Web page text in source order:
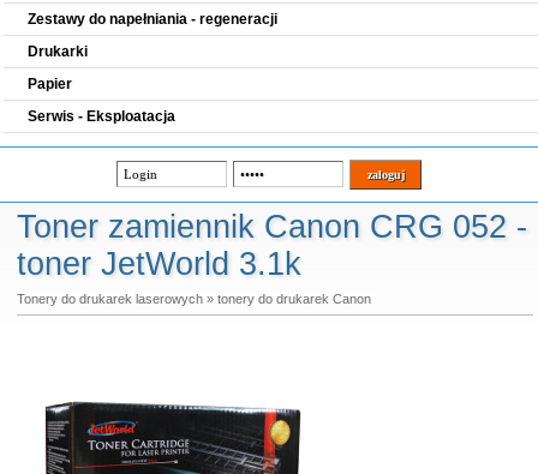
Zestawy do napełniania - regeneracji
Drukarki
Papier
Serwis - Eksploatacja
Toner zamiennik Canon CRG 052 -
toner JetWorld 3.1k
Tonery do drukarek laserowych» tonery do drukarek Canon